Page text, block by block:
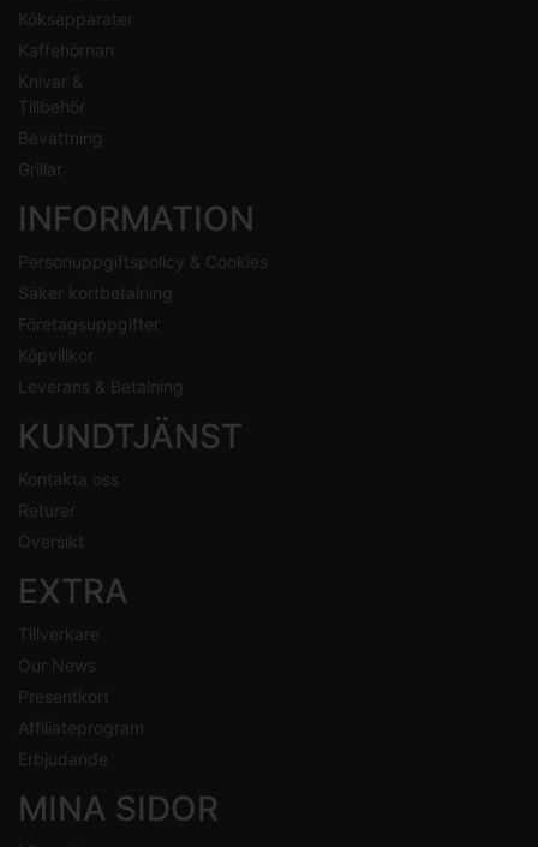
Köksapparater
Kaffehörnan
Knivar &
Tillbehör
Bevattning
Grillar
INFORMATION
Personuppgiftspolicy & Cookies
Säker kortbetalning
Företagsuppgifter
Köpvillkor
Leverans & Betalning
KUNDTJÄNST
Kontakta oss
Returer
Översikt
EXTRA
Tillverkare
Our News
Presentkort
Affiliateprogram
Erbjudande
MINA SIDOR